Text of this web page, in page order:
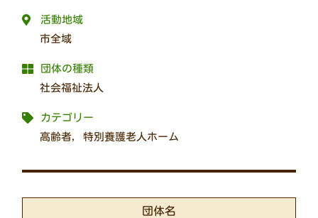
活動地域
市全域
団体の種類
社会福祉法人
カテゴリー
高齢者,特別養護老人ホーム
団体名